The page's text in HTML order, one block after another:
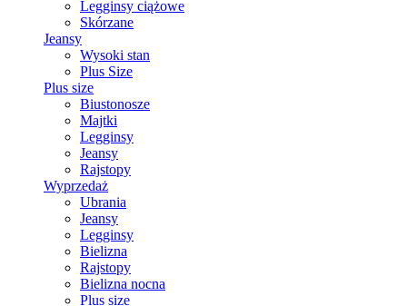
Legginsy ciążowe
Skórzane
Jeansy
Wysoki stan
Plus Size
Plus size
Biustonosze
Majtki
Legginsy
Jeansy
Rajstopy
Wyprzedaż
Ubrania
Jeansy
Legginsy
Bielizna
Rajstopy
Bielizna nocna
Plus size